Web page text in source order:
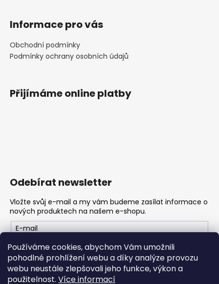
Používáme cookies, abychom Vám umožnili
pohodlné prohlížení webu a díky analýze provozu
webu neustále zlepšovali jeho funkce, výkon a
použitelnost. Více informací
Informace pro vás
Obchodní podmínky
Podmínky ochrany osobních údajů
Přijímáme online platby
Odebírat newsletter
Vložte svůj e-mail a my vám budeme zasílat informace o
nových produktech na našem e-shopu.
E-mail
Vložením e-mailu souhlasíte spodmínkami ochrany
osobních údajů